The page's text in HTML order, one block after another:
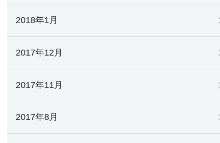
2018年1月
2017年12月
2017年11月
2017年8月